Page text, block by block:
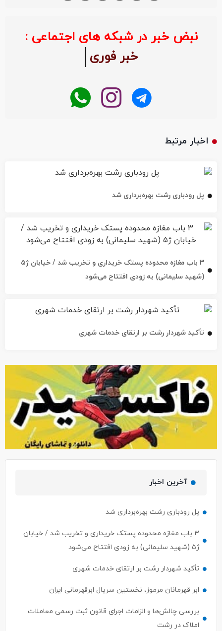
نبض خبر در شبکه های اجتماعی :
خبر فوری
اخبار مرتبط
پل رودباری رشت بهره‌برداری شد
۳ باب مغازه محدوده پستک خریداری و تخریب شد / خیابان ژ۵
(شهید سلیمانی) به زودی افتتاح می‌شود
تأکید شهردار رشت بر ارتقای خدمات شهری
آخرین اخبار
پل رودباری رشت بهره‌برداری شد
۳ باب مغازه محدوده پستک خریداری و تخریب شد / خیابان
ژ۵ (شهید سلیمانی) به زودی افتتاح می‌شود
تأکید شهردار رشت بر ارتقای خدمات شهری
ابر قهرمانان مرموز، نخستین سریال ابرقهرمانی ایران
بررسی چالش‌ها و الزامات اجرای قانون ثبت رسمی معاملات
املاک در رشت